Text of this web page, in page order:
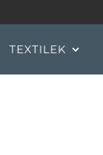
TEXTILEK